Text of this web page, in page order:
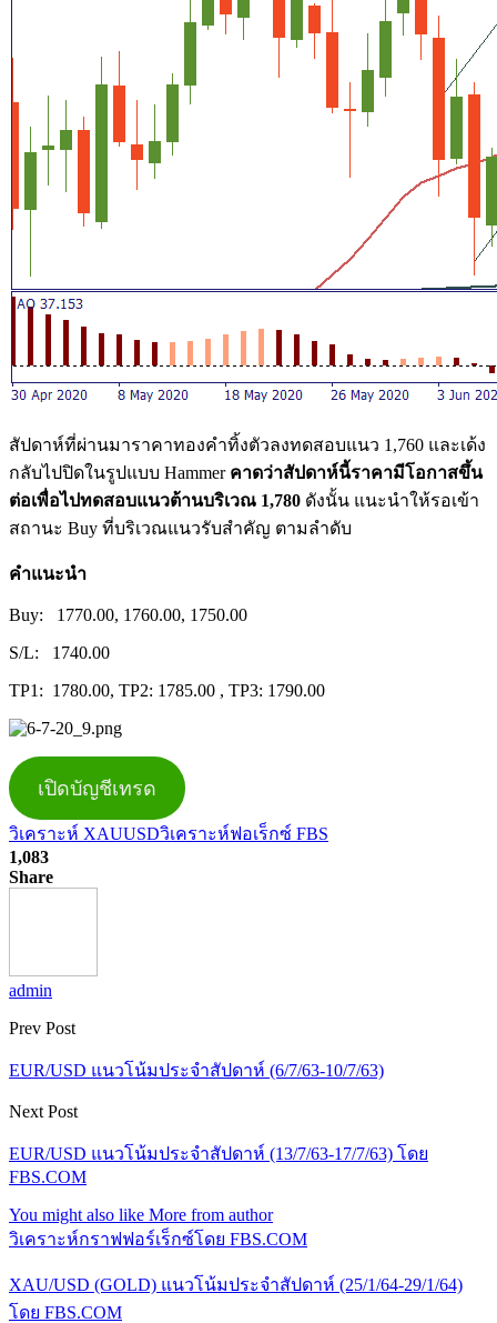
สัปดาห์ที่ผ่านมาราคาทองคำทิ้งตัวลงทดสอบแนว 1,760 และเด้ง
กลับไปปิดในรูปแบบ Hammer คาดว่าสัปดาห์นี้ราคามีโอกาสขึ้น
ต่อเพื่อไปทดสอบแนวต้านบริเวณ 1,780 ดังนั้น แนะนำให้รอเข้า
สถานะ Buy ที่บริเวณแนวรับสำคัญ ตามลำดับ
คำแนะนำ
Buy: 1770.00, 1760.00, 1750.00
S/L: 1740.00
TP1: 1780.00, TP2: 1785.00 , TP3: 1790.00
เปิดบัญชีเทรด
วิเคราะห์ XAUUSDวิเคราะห์ฟอเร็กซ์ FBS
1,083
Share
admin
Prev Post
EUR/USD แนวโน้มประจำสัปดาห์ (6/7/63-10/7/63)
Next Post
EUR/USD แนวโน้มประจำสัปดาห์ (13/7/63-17/7/63) โดย
FBS.COM
You might also like More from author
วิเคราะห์กราฟฟอร์เร็กซ์โดย FBS.COM
XAU/USD (GOLD) แนวโน้มประจำสัปดาห์ (25/1/64-29/1/64)
โดย FBS.COM